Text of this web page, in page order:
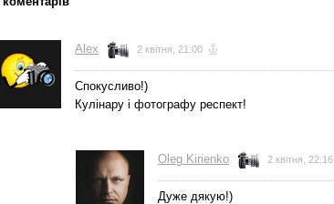
Alex 2 квітня, 21:00
Спокусливо!)
Кулінару і фотографу респект!
Oleg Kirienko 2 квітня, 22:16
Дуже дякую!)